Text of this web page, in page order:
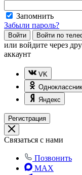
Запомнить
Забыли пароль?
Войти Войти по
или войдите через
аккаунт
VK
Яндекс
Регистрация
Связаться с нами
Позвонить
MAX